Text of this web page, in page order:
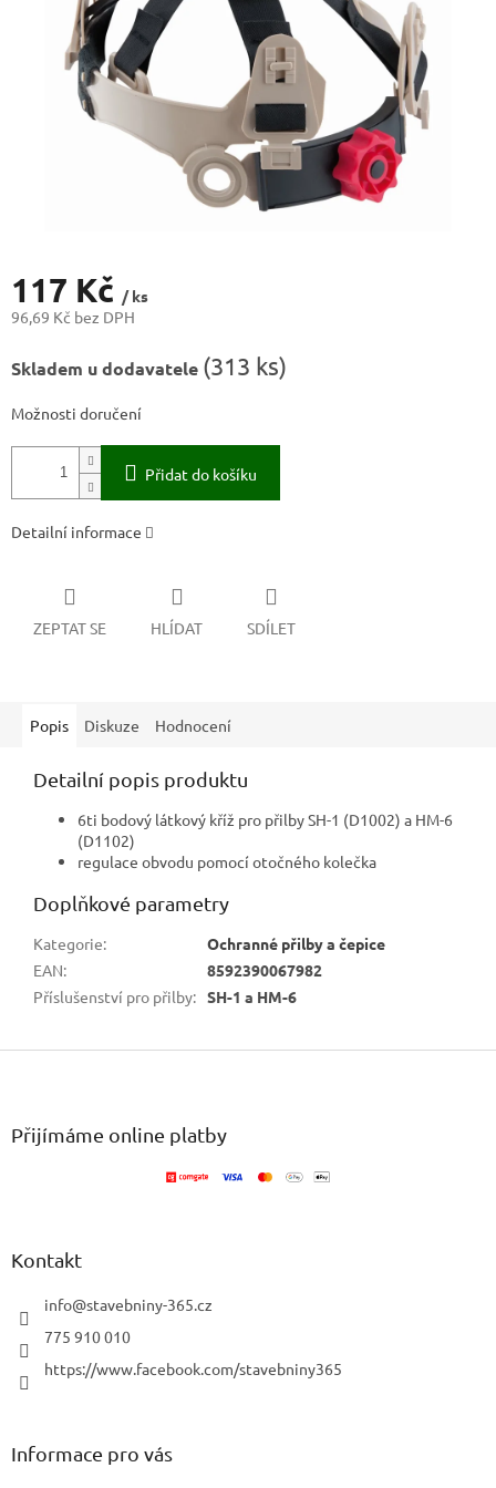
117 Kč / ks
96,69 Kč bez DPH
cena:
Skladem u dodavatele (313 ks)
Možnosti doručení
Přidat do košíku
Detailní informace
ZEPTAT SE HLÍDAT SDÍLET
Popis Diskuze Hodnocení
Detailní popis produktu
6ti bodový látkový kříž pro přilby SH-1 (D1002) a HM-6
(D1102)
regulace obvodu pomocí otočného kolečka
Doplňkové parametry
Kategorie:
Ochranné přilby a čepice
EAN:
8592390067982
Příslušenství pro přilby: SH-1 a HM-6
Přijímáme online platby
Kontakt
info@stavebniny-365.cz
775 910 010
https://www.facebook.com/stavebniny365
Informace pro vás